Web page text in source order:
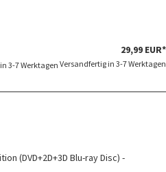
29,99 EUR*
Versandfertig in 3-7 Werktagen